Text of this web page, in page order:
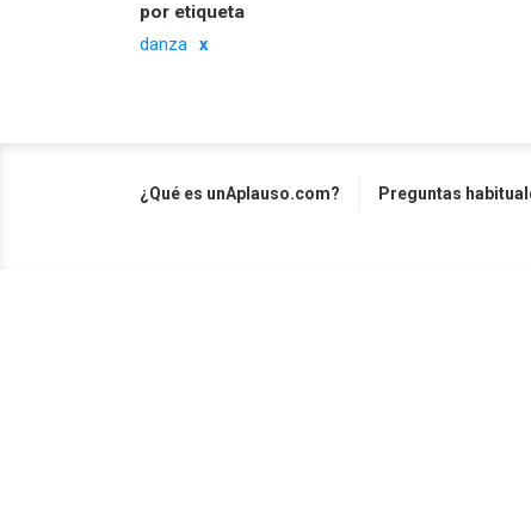
por etiqueta
danza
¿Qué es unAplauso.com? Preguntas